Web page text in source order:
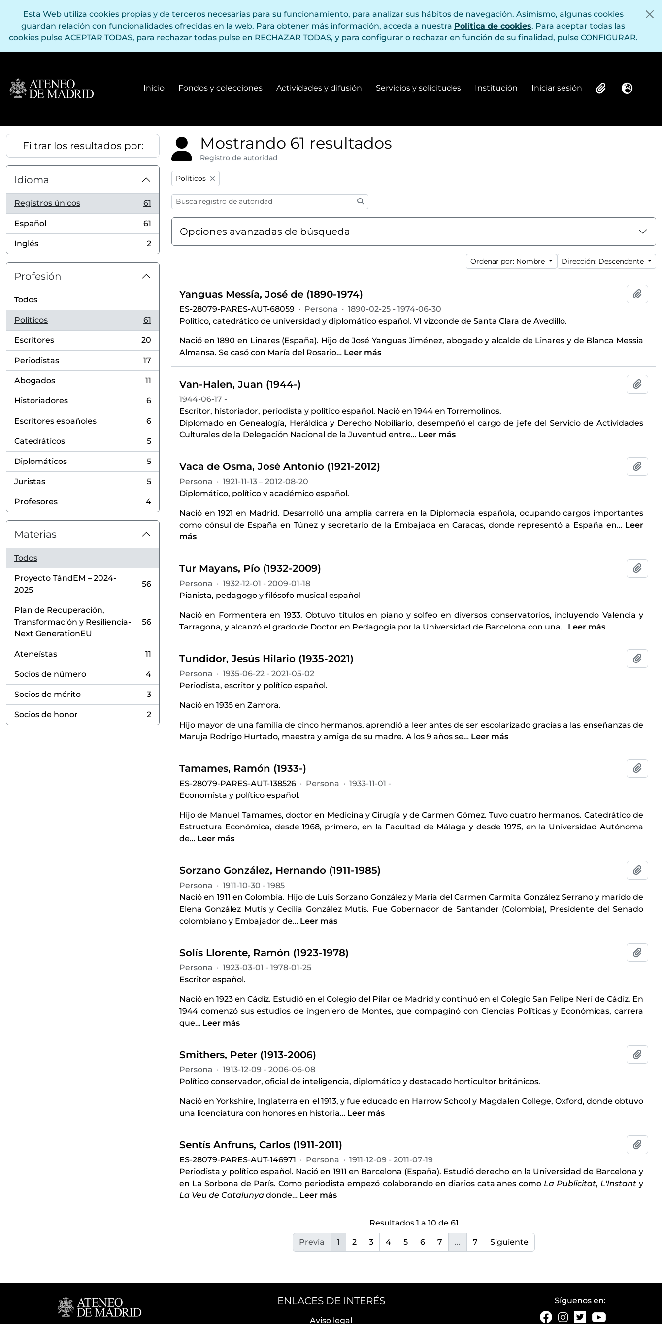
Esta Web utiliza cookies propias y de terceros necesarias para su funcionamiento, para analizar sus hábitos de navegación. Asimismo, algunas cookies
guardan relación con funcionalidades ofrecidas en la web. Para obtener más información, acceda a nuestra Política de cookies. Para aceptar todas las
cookies pulse ACEPTAR TODAS, para rechazar todas pulse en RECHAZAR TODAS, y para configurar o rechazar en función de su finalidad, pulse CONFIGURAR.
Inicio Fondos y colecciones
Fondos y colecciones
Actividades y difusión
Actividades y difusión
Servicios y solicitudes Institución
Institución
Iniciar sesión
Iniciar sesión ClipboardIdioma
Filtrar los resultados por:
Idioma
Registros únicos
, 61 resultados
61
Español
, 61 resultados
61
Inglés
, 2 resultados
2
Profesión
Todos
Políticos
, 61 resultados
61
Escritores
, 20 resultados
20
Periodistas
, 17 resultados
17
Abogados
, 11 resultados
11
Historiadores
, 6 resultados
6
Escritores españoles
, 6 resultados
6
Catedráticos
, 5 resultados
5
Diplomáticos
, 5 resultados
5
Juristas
, 5 resultados
5
Profesores
, 4 resultados
4
Materias
Todos
Proyecto TándEM – 2024-
2025
, 56 resultados
56
Plan de Recuperación,
Transformación y Resiliencia-
Next GenerationEU
, 56 resultados
56
Ateneístas
, 11 resultados
11
Socios de número
, 4 resultados
4
Socios de mérito
, 3 resultados
3
Socios de honor
, 2 resultados
2
Mostrando 61 resultados
Registro de autoridad
Remove filter:
Políticos
Opciones avanzadas de búsqueda
Ordenar por: Nombre Dirección: Descendente
Yanguas Messía, José de (1890-1974)
ES-28079-PARES-AUT-68059 · Persona · 1890-02-25 - 1974-06-30
Político, catedrático de universidad y diplomático español. VI vizconde de Santa Clara de Avedillo.
Nació en 1890 en Linares (España). Hijo de José Yanguas Jiménez, abogado y alcalde de Linares y de Blanca Messia
Almansa. Se casó con María del Rosario… Leer más
Van-Halen, Juan (1944-)
1944-06-17 -
Escritor, historiador, periodista y político español. Nació en 1944 en Torremolinos.
Diplomado en Genealogía, Heráldica y Derecho Nobiliario, desempeñó el cargo de jefe del Servicio de Actividades
Culturales de la Delegación Nacional de la Juventud entre… Leer más
Vaca de Osma, José Antonio (1921-2012)
Persona · 1921-11-13 – 2012-08-20
Diplomático, político y académico español.
Nació en 1921 en Madrid. Desarrolló una amplia carrera en la Diplomacia española, ocupando cargos importantes
como cónsul de España en Túnez y secretario de la Embajada en Caracas, donde representó a España en… Leer
más
Tur Mayans, Pío (1932-2009)
Persona · 1932-12-01 - 2009-01-18
Pianista, pedagogo y filósofo musical español
Nació en Formentera en 1933. Obtuvo títulos en piano y solfeo en diversos conservatorios, incluyendo Valencia y
Tarragona, y alcanzó el grado de Doctor en Pedagogía por la Universidad de Barcelona con una… Leer más
Tundidor, Jesús Hilario (1935-2021)
Persona · 1935-06-22 - 2021-05-02
Periodista, escritor y político español.
Nació en 1935 en Zamora.
Hijo mayor de una familia de cinco hermanos, aprendió a leer antes de ser escolarizado gracias a las enseñanzas de
Maruja Rodrigo Hurtado, maestra y amiga de su madre. A los 9 años se… Leer más
Tamames, Ramón (1933-)
ES-28079-PARES-AUT-138526 · Persona · 1933-11-01 -
Economista y político español.
Hijo de Manuel Tamames, doctor en Medicina y Cirugía y de Carmen Gómez. Tuvo cuatro hermanos. Catedrático de
Estructura Económica, desde 1968, primero, en la Facultad de Málaga y desde 1975, en la Universidad Autónoma
de… Leer más
Sorzano González, Hernando (1911-1985)
Persona · 1911-10-30 - 1985
Nació en 1911 en Colombia. Hijo de Luis Sorzano González y María del Carmen Carmita González Serrano y marido de
Elena González Mutis y Cecilia González Mutis. Fue Gobernador de Santander (Colombia), Presidente del Senado
colombiano y Embajador de… Leer más
Solís Llorente, Ramón (1923-1978)
Persona · 1923-03-01 - 1978-01-25
Escritor español.
Nació en 1923 en Cádiz. Estudió en el Colegio del Pilar de Madrid y continuó en el Colegio San Felipe Neri de Cádiz. En
1944 comenzó sus estudios de ingeniero de Montes, que compaginó con Ciencias Políticas y Económicas, carrera
que… Leer más
Smithers, Peter (1913-2006)
Persona · 1913-12-09 - 2006-06-08
Político conservador, oficial de inteligencia, diplomático y destacado horticultor británicos.
Nació en Yorkshire, Inglaterra en el 1913, y fue educado en Harrow School y Magdalen College, Oxford, donde obtuvo
una licenciatura con honores en historia… Leer más
Sentís Anfruns, Carlos (1911-2011)
ES-28079-PARES-AUT-146971 · Persona · 1911-12-09 - 2011-07-19
Periodista y político español. Nació en 1911 en Barcelona (España). Estudió derecho en la Universidad de Barcelona y
en La Sorbona de París. Como periodista empezó colaborando en diarios catalanes como La Publicitat, L'Instanty
La Veu de Catalunya donde… Leer más
Resultados 1 a 10 de 61
Previa 1 2 3 4 5 6 7 ... 7 Siguiente
ENLACES DE INTERÉS
Aviso legal
Síguenos en: